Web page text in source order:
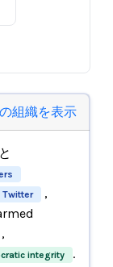
組織を表示
と
Twitter ,
,
integrity
.